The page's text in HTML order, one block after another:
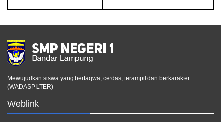
Mewujudkan siswa yang bertaqwa, cerdas, terampil dan berkarakter
(WADASPILTER)
Weblink